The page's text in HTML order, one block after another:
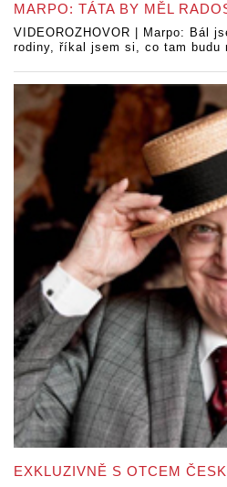
MARPO: TÁTA BY MĚL
VIDEOROZHOVOR | Marpo: Bál
rodiny, říkal jsem si, co tam budu
EXKLUZIVNĚ S OTCEM